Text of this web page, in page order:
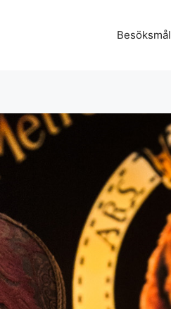
Besöksmål